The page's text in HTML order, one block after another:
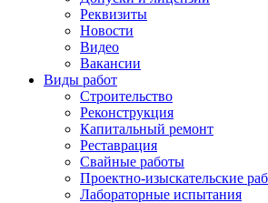
Реквизиты
Новости
Видео
Вакансии
Виды работ
Строительство
Реконструкция
Капитальный ремонт
Реставрация
Свайные работы
Проектно-изыскательские
Лабораторные испытания